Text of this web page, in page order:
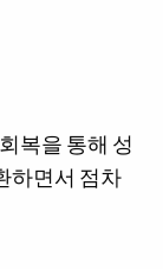
복을 통해 성
하면서 점차